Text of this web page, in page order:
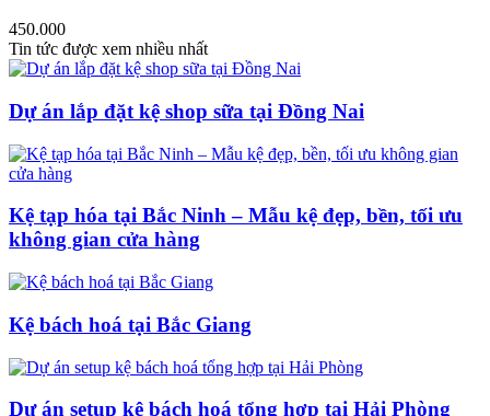
450.000
Tin tức được xem nhiều nhất
Dự án lắp đặt kệ shop sữa tại Đồng Nai
Kệ tạp hóa tại Bắc Ninh – Mẫu kệ đẹp, bền, tối ưu
không gian cửa hàng
Kệ bách hoá tại Bắc Giang
Dự án setup kệ bách hoá tổng hợp tại Hải Phòng